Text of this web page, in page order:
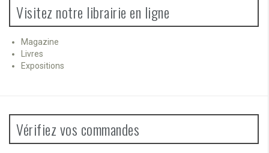
Visitez notre librairie en ligne
Magazine
Livres
Expositions
Vérifiez vos commandes